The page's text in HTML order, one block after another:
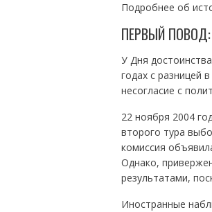
Подробнее об
ПЕРВЫЙ
У Дня
годах с разницей
несогласие с
22 ноября 2004
второго тура
комиссия
Однако,
результатами,
Иностранные